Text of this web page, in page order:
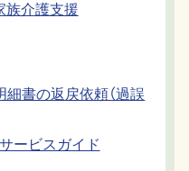
族介護支援
書の返戻依頼（過誤
ービスガイド